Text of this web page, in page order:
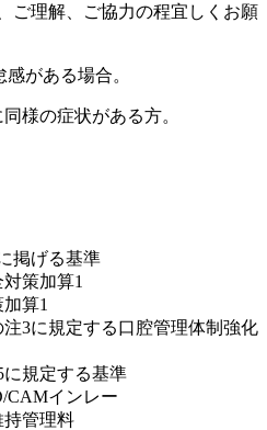
ご理解、ご協力の程宜しくお願
がある場合。
様の症状がある方。
掲げる基準
策加算1
算1
3に規定する口腔管理体制強化
規定する基準
CAMインレー
持管理料